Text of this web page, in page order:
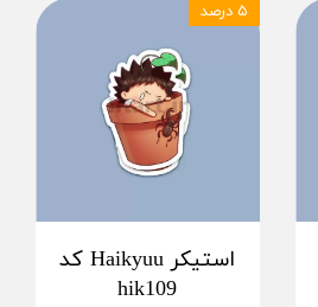
استیکر Haikyuu کد
hik109
۵ درصد